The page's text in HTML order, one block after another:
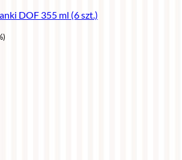
DOF 355 ml (6 szt.)